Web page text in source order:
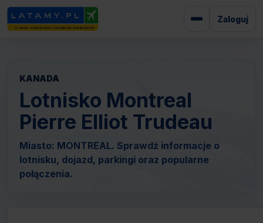
Zaloguj
KANADA
Lotnisko Montreal
Pierre Elliot Trudeau
Miasto: MONTREAL. Sprawdź informacje o
lotnisku, dojazd, parkingi oraz popularne
połączenia.